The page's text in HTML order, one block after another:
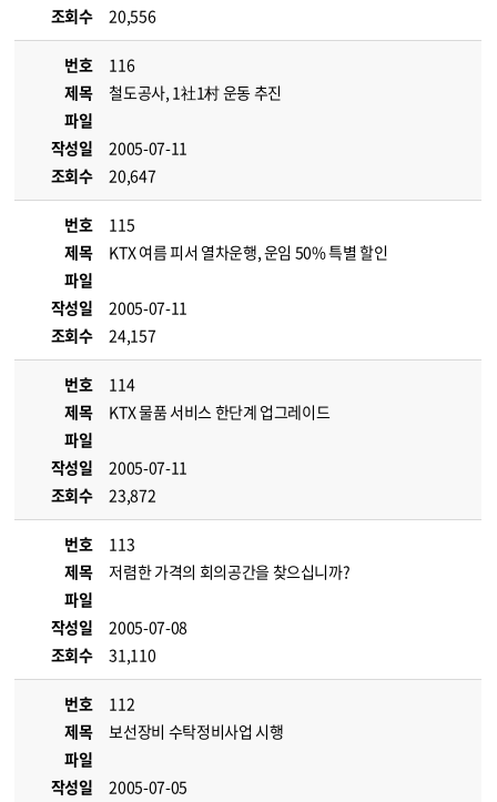
조회수
20,556
번호
116
제목
철도공사, 1社1村 운동 추진
파일
작성일
2005-07-11
조회수
20,647
번호
115
제목
KTX 여름 피서 열차운행, 운임 50% 특별 할인
파일
작성일
2005-07-11
조회수
24,157
번호
114
제목
KTX 물품 서비스 한단계 업그레이드
파일
작성일
2005-07-11
조회수
23,872
번호
113
제목
저렴한 가격의 회의공간을 찾으십니까?
파일
작성일
2005-07-08
조회수
31,110
번호
112
제목
보선장비 수탁정비사업 시행
파일
작성일
2005-07-05